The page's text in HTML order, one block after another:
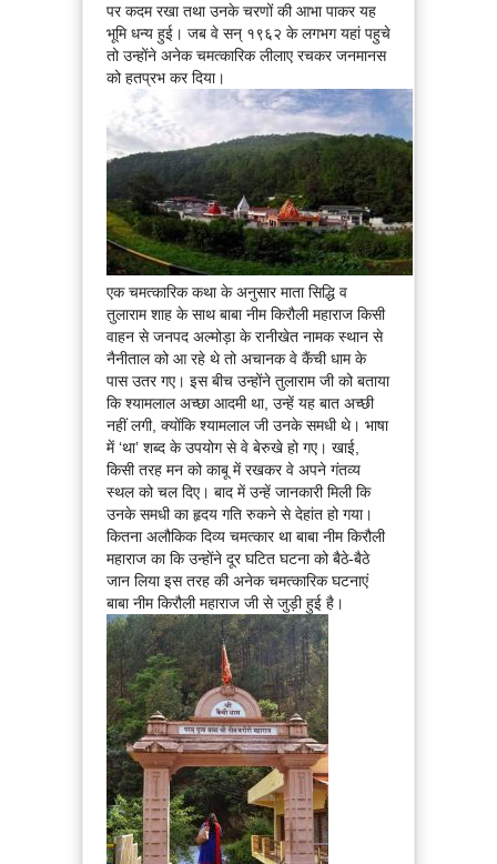
पर कदम रखा तथा उनके चरणों की आभा पाकर यह
भूमि धन्य हुई। जब वे सन् १९६२ के लगभग यहां पहुचे
तो उन्होंने अनेक चमत्कारिक लीलाए रचकर जनमानस
को हतप्रभ कर दिया।
एक चमत्कारिक कथा के अनुसार माता सिद्धि व
तुलाराम शाह के साथ बाबा नीम किरौली महाराज किसी
वाहन से जनपद अल्मोड़ा के रानीखेत नामक स्थान से
नैनीताल को आ रहे थे तो अचानक वे कैंची धाम के
पास उतर गए। इस बीच उन्होंने तुलाराम जी को बताया
कि श्यामलाल अच्छा आदमी था, उन्हें यह बात अच्छी
नहीं लगी, क्योंकि श्यामलाल जी उनके समधी थे। भाषा
में ‘था’ शब्द के उपयोग से वे बेरुखे हो गए। खाई,
किसी तरह मन को काबू में रखकर वे अपने गंतव्य
स्थल को चल दिए। बाद में उन्हें जानकारी मिली कि
उनके समधी का हृदय गति रुकने से देहांत हो गया।
कितना अलौकिक दिव्य चमत्कार था बाबा नीम किरौली
महाराज का कि उन्होंने दूर घटित घटना को बैठे-बैठे
जान लिया इस तरह की अनेक चमत्कारिक घटनाएं
बाबा नीम किरौली महाराज जी से जुड़ी हुई है।